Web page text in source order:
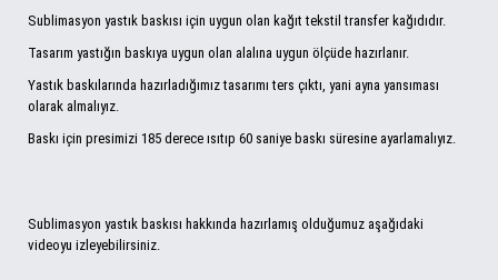
Sublimasyon yastık baskısı için uygun olan kağıt tekstil transfer kağıdıdır.
Tasarım yastığın baskıya uygun olan alalına uygun ölçüde hazırlanır.
Yastık baskılarında hazırladığımız tasarımı ters çıktı, yani ayna yansıması
olarak almalıyız.
Baskı için presimizi 185 derece ısıtıp 60 saniye baskı süresine ayarlamalıyız.
Sublimasyon yastık baskısı hakkında hazırlamış olduğumuz aşağıdaki
videoyu izleyebilirsiniz.